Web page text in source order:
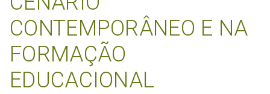
CONTEMPORÂNEO E NA
FORMAÇÃO
EDUCACIONAL